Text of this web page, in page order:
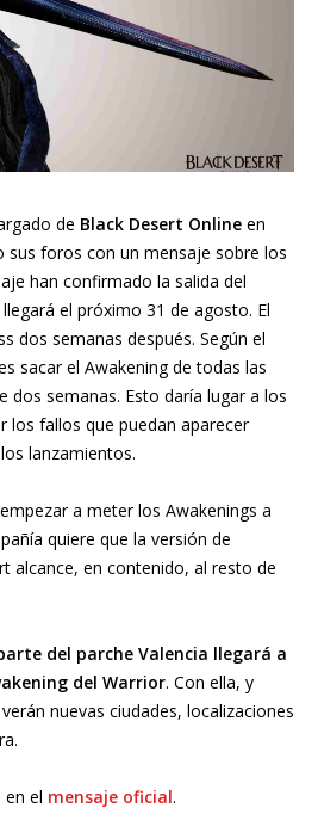
de Black Desert Online en
sus foros con un mensaje sobre los
han confirmado la salida del
el próximo 31 de agosto. El
dos semanas después. Según el
sacar el Awakening de todas las
dos semanas. Esto daría lugar a los
los fallos que puedan aparecer
lanzamientos.
a meter los Awakenings a
quiere que la versión de
alcance, en contenido, al resto de
del parche Valencia llegará a
del Warrior. Con ella, y
nuevas ciudades, localizaciones
el mensaje oficial.